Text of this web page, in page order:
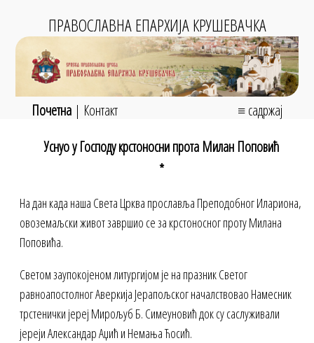
ПРАВОСЛАВНА ЕПАРХИЈА КРУШЕВАЧКА
Почетна| Контакт
≡ садржај
Уснуо у Господу крстоносни прота Милан Поповић
*
На дан када наша Света Црква прославља Преподобног Илариона,
овоземаљски живот завршио се за крстоносног проту Милана
Поповића.
Светом заупокојеном литургијом је на празник Светог
равноапостолног Аверкија Јерапољског началствовао Намесник
трстенички јереј Мирољуб Б. Симеуновић док су саслуживали
јереји Александар Аџић и Немања Ћосић.